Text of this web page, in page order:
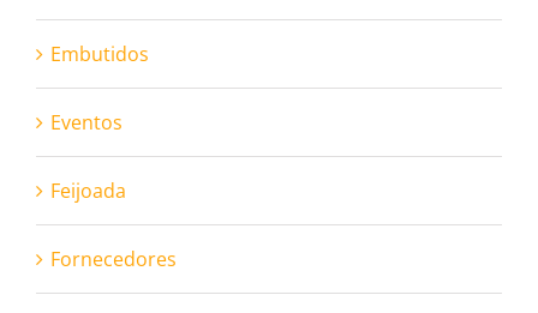
Embutidos
Eventos
Feijoada
Fornecedores